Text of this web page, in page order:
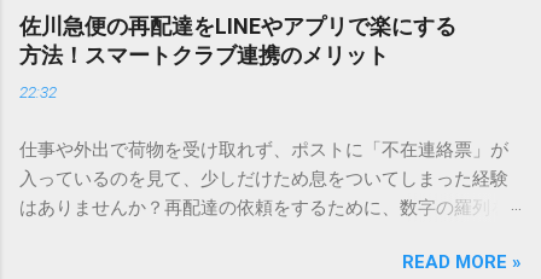
し、似た漢字が多すぎて結局見つからないことも少なくあり
ません。 そこで今回は、IMEパッドを使わずに、特定のコー
ドを打ち込むだけで一瞬で旧字や外字、特殊記号を呼び出す
「文字コード入力」のテクニックを詳しく解説します。 この
必要はありません。 1. なぜ「変換」しても旧字・外字が出て
こないのか？ そもそも、なぜ普通の変換で出てこない漢字が
あるのでしょうか。その理由は、パソコンが文字を認識する
は、JIS規格（日本産業規格）によって「第1水準」「第2水
佐川急便の再配達をLINEやアプリで楽にする
方法！スマートクラブ連携のメリット
22:32
仕事や外出で荷物を受け取れず、ポストに「不在連絡票」が
入っているのを見て、少しだけため息をついてしまった経験
はありませんか？再配達の依頼をするために、数字の羅列を
ことに申し訳なさを感じたりすることもあるかもしれませ
READ MORE »